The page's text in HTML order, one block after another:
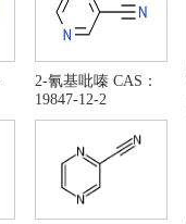
2-氰基吡嗪 CAS：
19847-12-2